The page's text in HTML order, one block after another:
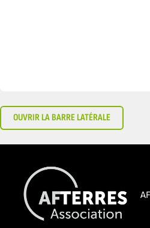
OUVRIR LA BARRE LATÉRALE